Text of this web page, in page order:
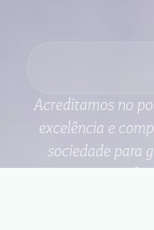
Acreditamos no
excelência e
sociedade para